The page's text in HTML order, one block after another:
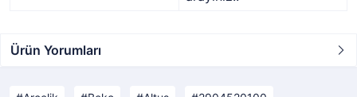
Ürün Yorumları